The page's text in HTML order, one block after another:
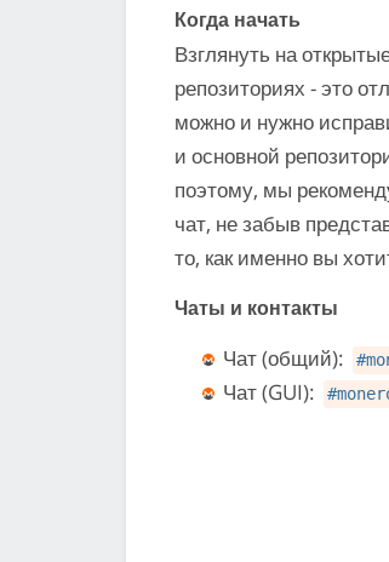
Когда начать
Взглянуть на
репозиториях - это
можно и нужно
и основной
поэтому, мы
чат, не забыв
то, как именно вы
Чаты и контакты
Чат (общий):
Чат (GUI):